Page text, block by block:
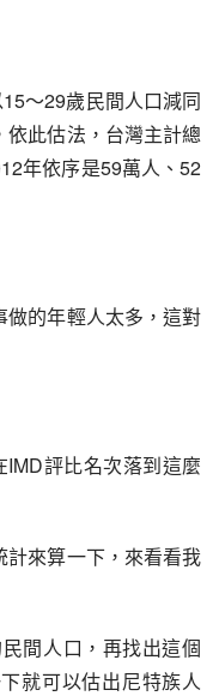
～29歲民間人口減同
此估法，台灣主計總
年依序是59萬人、52
做的年輕人太多，這對
評比名次落到這麼
來算一下，來看看我
間人口，再找出這個
就可以估出尼特族人